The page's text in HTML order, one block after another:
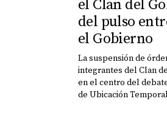
el Clan del
del pulso
el Gobierno
La suspensión de
integrantes del Clan
en el centro del
de Ubicación